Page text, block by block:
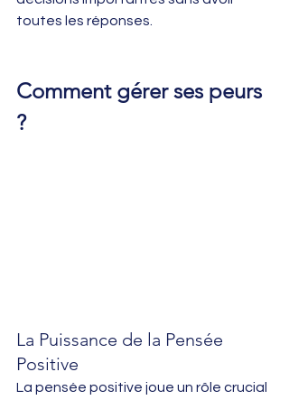
toutes les réponses.
Comment gérer ses peurs
?
La Puissance de la Pensée
Positive
La pensée positive joue un rôle crucial